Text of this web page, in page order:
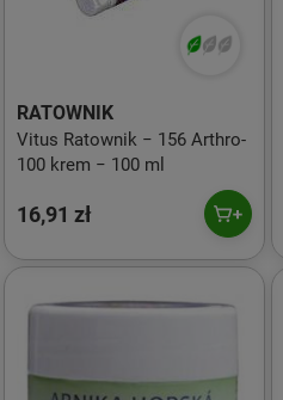
RATOWNIK
Vitus Ratownik − 156 Arthro-
100 krem − 100 ml
16,91 zł